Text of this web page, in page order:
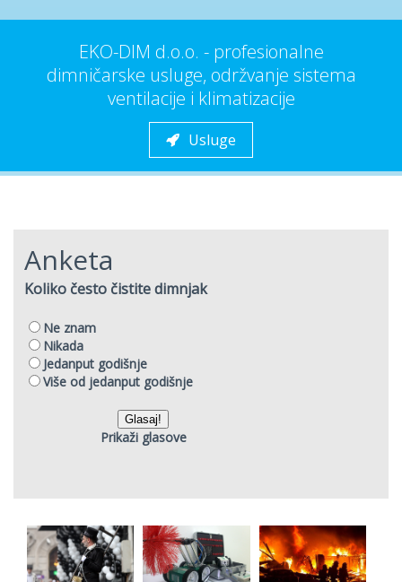
EKO-DIM d.o.o. - profesionalne
dimničarske usluge, održvanje sistema
ventilacije i klimatizacije
Usluge
Anketa